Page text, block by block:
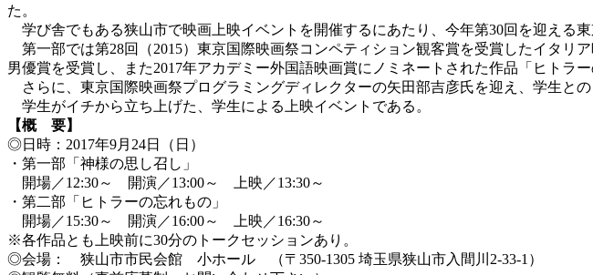
た。
学び舎でもある狭山市で映画上映イベントを開催するにあたり、今年第30回を迎える
第一部では第28回（2015）東京国際映画祭コンペティション観客賞を受賞したイタリ
男優賞を受賞し、また2017年アカデミー外国語映画賞にノミネートされた作品「ヒトラー
さらに、東京国際映画祭プログラミングディレクターの矢田部吉彦氏を迎え、学生と
学生がイチから立ち上げた、学生による上映イベントである。
【概 要】
◎日時：2017年9月24日（日）
・第一部「神様の思し召し」
開場／12:30～ 開演／13:00～ 上映／13:30～
・第二部「ヒトラーの忘れもの」
開場／15:30～ 開演／16:00～ 上映／16:30～
※各作品とも上映前に30分のトークセッションあり。
◎会場： 狭山市市民会館 小ホール （〒350-1305 埼玉県狭山市入間川2-33-1）